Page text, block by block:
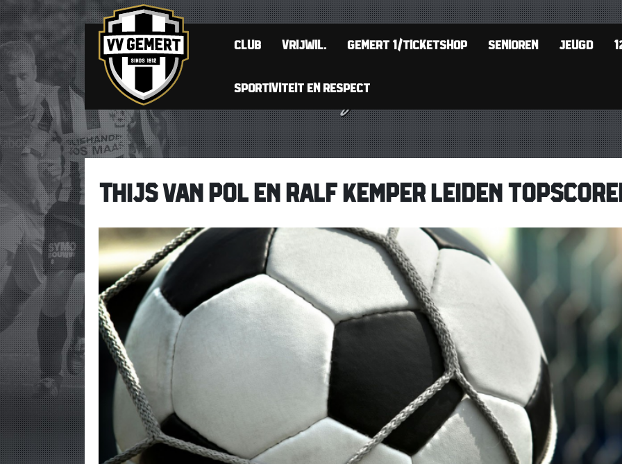
CLUB VRIJWIL. GEMERT 1/TICKETSHOP SENIOREN JEUGD
SPORTIVITEIT EN RESPECT
THIJS VAN POL EN RALF KEMPER LEIDEN